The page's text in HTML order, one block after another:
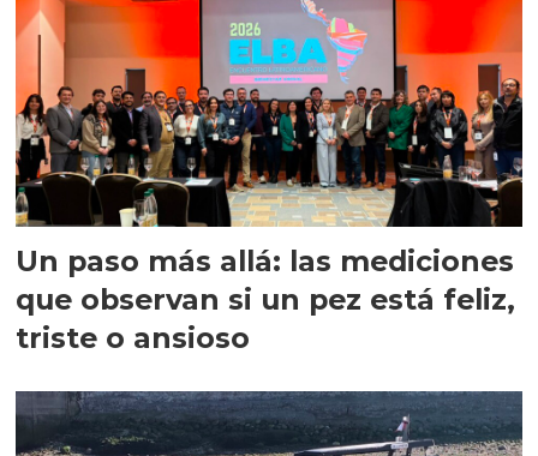
Un paso más allá: las mediciones
que observan si un pez está feliz,
triste o ansioso